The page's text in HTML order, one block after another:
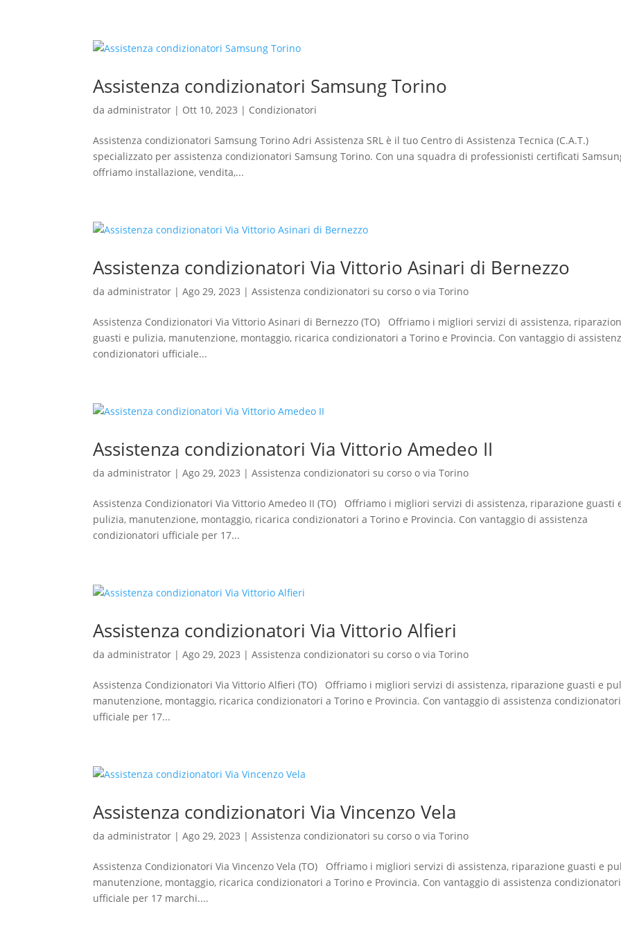
Assistenza condizionatori Samsung Torino
daadministrator | Ott 10, 2023 | Condizionatori
Assistenza condizionatori Samsung Torino Adri Assistenza SRL è il tuo Centro di Assistenza Tecnica (C.A.T.)
specializzato per assistenza condizionatori Samsung Torino. Con una squadra di professionisti certificati
offriamo installazione, vendita,...
Assistenza condizionatori Via Vittorio Asinari di Bernezzo
daadministrator |Ago 29, 2023 |Assistenza condizionatori su corso o via Torino
Assistenza Condizionatori Via Vittorio Asinari di Bernezzo (TO) Offriamo i migliori servizi di assistenza,
guasti e pulizia, manutenzione, montaggio, ricarica condizionatori a Torino e Provincia. Con vantaggio di
condizionatori ufficiale...
Assistenza condizionatori Via Vittorio Amedeo II
daadministrator |Ago 29, 2023 |Assistenza condizionatori su corso o via Torino
Assistenza Condizionatori Via Vittorio Amedeo II (TO) Offriamo i migliori servizi di assistenza, riparazione guasti
pulizia, manutenzione, montaggio, ricarica condizionatori a Torino e Provincia. Con vantaggio di assistenza
condizionatori ufficiale per 17...
Assistenza condizionatori Via Vittorio Alfieri
daadministrator |Ago 29, 2023 |Assistenza condizionatori su corso o via Torino
Assistenza Condizionatori Via Vittorio Alfieri (TO) Offriamo i migliori servizi di assistenza, riparazione guasti e
manutenzione, montaggio, ricarica condizionatori a Torino e Provincia. Con vantaggio di assistenza condizionatori
ufficiale per 17...
Assistenza condizionatori Via Vincenzo Vela
daadministrator |Ago 29, 2023 |Assistenza condizionatori su corso o via Torino
Assistenza Condizionatori Via Vincenzo Vela (TO) Offriamo i migliori servizi di assistenza, riparazione guasti e
manutenzione, montaggio, ricarica condizionatori a Torino e Provincia. Con vantaggio di assistenza condizionatori
ufficiale per 17 marchi....